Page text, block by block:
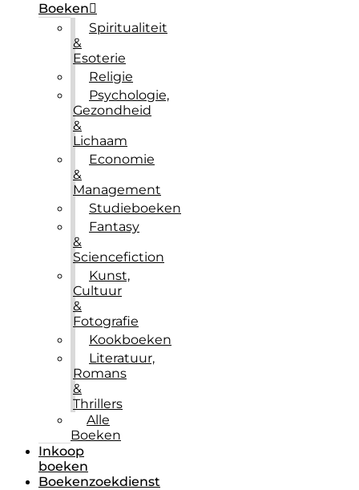
Boeken
Spiritualiteit
&
Esoterie
Religie
Psychologie,
Gezondheid
&
Lichaam
Economie
&
Management
Studieboeken
Fantasy
&
Sciencefiction
Kunst,
Cultuur
&
Fotografie
Kookboeken
Literatuur,
Romans
&
Thrillers
Alle
Boeken
Inkoop
boeken
Boekenzoekdienst